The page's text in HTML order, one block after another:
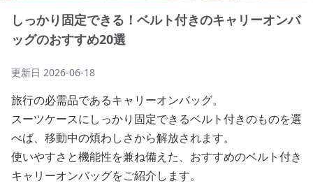
しっかり固定できる！ベルト付きのキャリーオンバ
ッグのおすすめ20選
更新日 2026-06-18
旅行の必需品であるキャリーオンバッグ。
スーツケースにしっかり固定できるベルト付きのものを選
べば、移動中の煩わしさから解放されます。
使いやすさと機能性を兼ね備えた、おすすめのベルト付き
キャリーオンバッグをご紹介します。